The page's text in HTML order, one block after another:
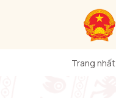
Trang nhất